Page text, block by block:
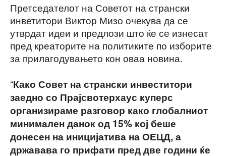
Претседателот на Советот на странски
инветитори Виктор Мизо очекува да се
утврдат идеи и предлози што ќе се изнесат
пред креаторите на политиките по изборите
за прилагодувањето кон оваа новина.
“Како Совет на странски инвеститори
заедно со Прајсвотерхаус куперс
организираме разговор како глобалниот
минимален данок од 15% кој беше
донесен на иницијатива на ОЕЦД, а
државава го прифати пред две години ќе